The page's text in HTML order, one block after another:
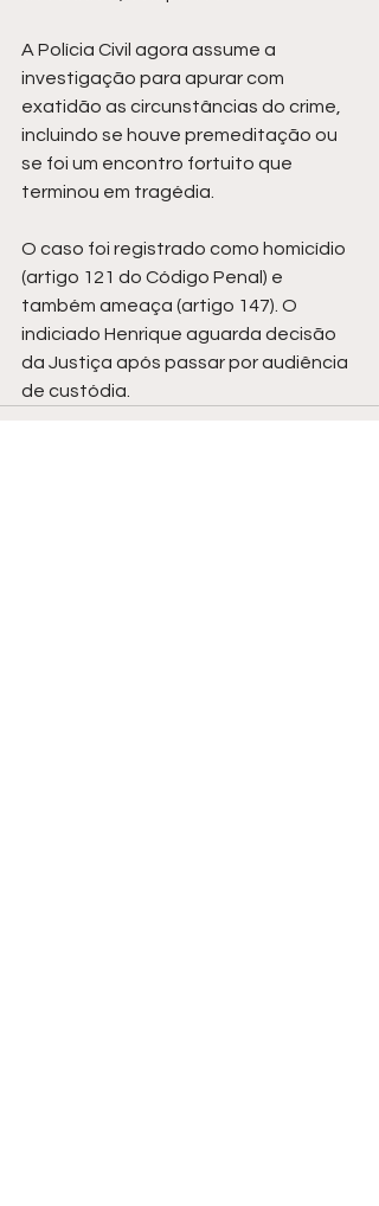
A Polícia Civil agora assume a
investigação para apurar com
exatidão as circunstâncias do crime,
incluindo se houve premeditação ou
se foi um encontro fortuito que
terminou em tragédia.
O caso foi registrado como homicídio
(artigo 121 do Código Penal) e
também ameaça (artigo 147). O
indiciado Henrique aguarda decisão
da Justiça após passar por audiência
de custódia.